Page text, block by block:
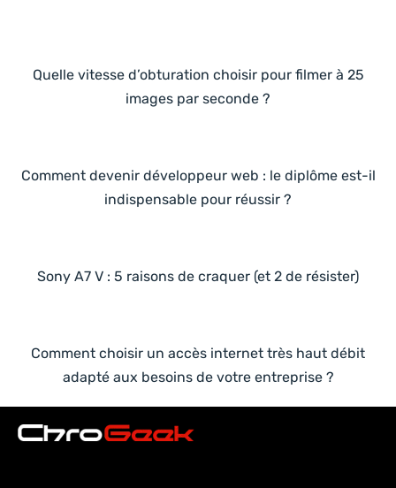
Quelle vitesse d’obturation choisir pour filmer à 25
images par seconde ?
Comment devenir développeur web : le diplôme est-il
indispensable pour réussir ?
Sony A7 V : 5 raisons de craquer (et 2 de résister)
Comment choisir un accès internet très haut débit
adapté aux besoins de votre entreprise ?